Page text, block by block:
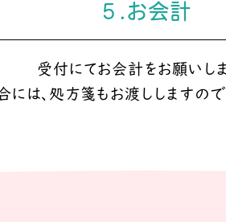
５.お会計
受付にてお会計をお願いしま
は、処方箋もお渡ししますので